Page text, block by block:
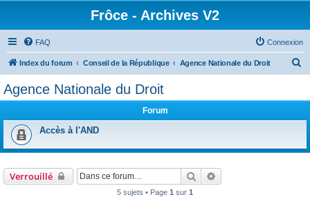
Frôce - Archives V2
FAQ Connexion
Index du forum Conseil de la République Agence Nationale du Droit
Agence Nationale du Droit
Forum
Accès à l'AND
Verrouillé Rechercher
5 sujets • Page 1 sur 1